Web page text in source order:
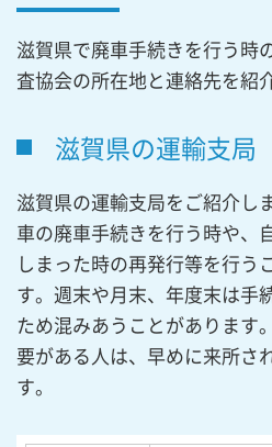
滋賀県で廃車手続きを行う時
査協会の所在地と連絡先を紹
滋賀県の運輸支局
滋賀県の運輸支局をご紹介し
車の廃車手続きを行う時や、
しまった時の再発行等を行う
す。週末や月末、年度末は手
ため混みあうことがあります
要がある人は、早めに来所さ
す。